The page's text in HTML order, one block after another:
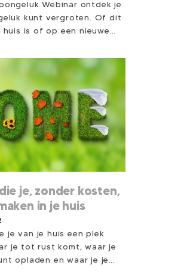
Webinar ontdek je
kunt vergroten. Of dit
is of op een nieuwe
een methode om zelf
op een fijn
je, zonder kosten,
in je huis
je van je huis een plek
je tot rust komt, waar je
opladen en waar je je